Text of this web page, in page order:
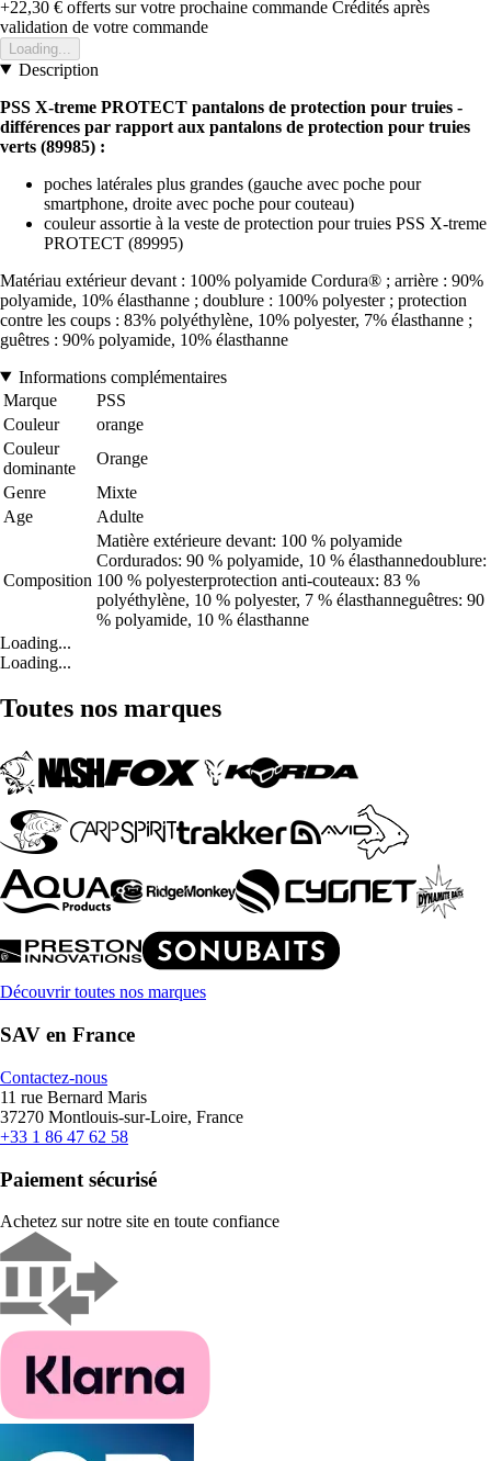
+22,30 € offerts sur votre prochaine commande Crédités après
validation de votre commande
Loading...
Description
PSS X-treme PROTECT pantalons de protection pour truies -
différences par rapport aux pantalons de protection pour truies
verts (89985) :
poches latérales plus grandes (gauche avec poche pour
smartphone, droite avec poche pour couteau)
couleur assortie à la veste de protection pour truies PSS X-treme
PROTECT (89995)
Matériau extérieur devant : 100% polyamide Cordura® ; arrière : 90%
polyamide, 10% élasthanne ; doublure : 100% polyester ; protection
contre les coups : 83% polyéthylène, 10% polyester, 7% élasthanne ;
guêtres : 90% polyamide, 10% élasthanne
Informations complémentaires
Marque
PSS
Couleur
orange
Couleur
dominante
Orange
Genre
Mixte
Age
Adulte
Composition
Matière extérieure devant: 100 % polyamide
Cordurados: 90 % polyamide, 10 % élasthannedoublure:
100 % polyesterprotection anti-couteaux: 83 %
polyéthylène, 10 % polyester, 7 % élasthanneguêtres: 90
% polyamide, 10 % élasthanne
Loading...
Loading...
Toutes nos marques
Découvrir toutes nos marques
SAV en France
Contactez-nous
11 rue Bernard Maris
37270 Montlouis-sur-Loire, France
+33 1 86 47 62 58
Paiement sécurisé
Achetez sur notre site en toute confiance